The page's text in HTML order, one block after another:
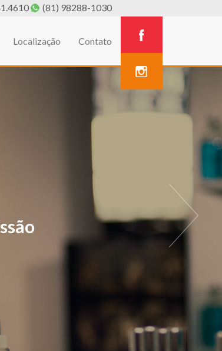
(81) 98288-1030
Localização Contato